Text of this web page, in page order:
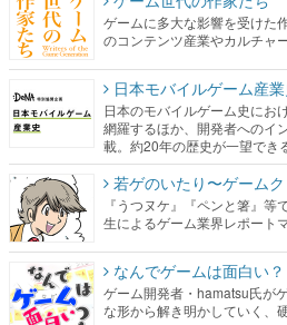
ゲームに多大な影響を受けた
のコンテンツ産業やカルチャ
日本モバイルゲーム産業
日本のモバイルゲーム史にお
網羅するほか、開発者へのイ
載。約20年の歴史が一望でき
若ゲのいたり〜ゲーム
『うつヌケ』『ペンと箸』
生によるゲーム業界レポート
なんでゲームは面白い？
ゲーム開発者・hamatsu氏が
な形から解き明かしていく、